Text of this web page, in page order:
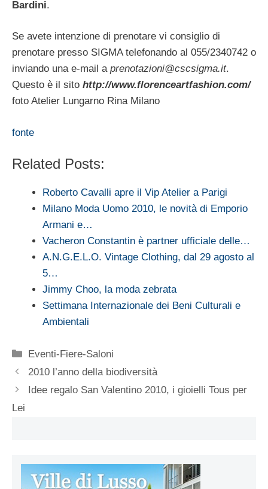
Bardini.
Se avete intenzione di prenotare vi consiglio di
prenotare presso SIGMA telefonando al 055/2340742 o
inviando una e-mail a prenotazioni@cscsigma.it.
Questo è il sito http://www.florenceartfashion.com/
foto Atelier Lungarno Rina Milano
fonte
Related Posts:
Roberto Cavalli apre il Vip Atelier a Parigi
Milano Moda Uomo 2010, le novità di Emporio
Armani e…
Vacheron Constantin è partner ufficiale delle…
A.N.G.E.L.O. Vintage Clothing, dal 29 agosto al
5…
Jimmy Choo, la moda zebrata
Settimana Internazionale dei Beni Culturali e
Ambientali
Categorie
Eventi-Fiere-Saloni
2010 l’anno della biodiversità
Idee regalo San Valentino 2010, i gioielli Tous per
Lei